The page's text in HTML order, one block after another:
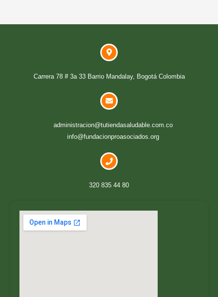
Carrera 78 # 3a 33 Barrio Mandalay, Bogotá Colombia
administracion@tutiendasaludable.com.co
info@fundacionproasociados.org
320 835 44 80